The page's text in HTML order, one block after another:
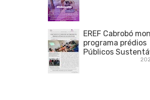
EREF Cabrobó
programa prédios
Públicos